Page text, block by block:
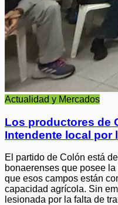
Actualidad y Mercados
Los productores de
Intendente local por
El partido de Colón está
bonaerenses que posee
que esos campos están
capacidad agrícola. Sin
lesionada por la falta de